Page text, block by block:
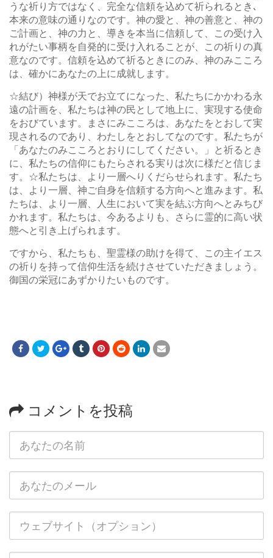
うな祈り方ではなく、完全な信頼を込めて祈られるとき､
本来の意味の通りなのです。神の愛と、神の善意と、神の
ご計画と、神の力と、導きを本当に信頼して、この受け入
れがたい事柄を自発的に受け入れることが、この祈りの真
意なのです。信頼を込めて祈るときにのみ、神のみこころ
は、確かにあなたの上に成就します。
☆結び）神様が天でお立てになった、私たちにかかわる永
遠の計画を、私たちは神の民として地上に、実現する使命
をおびています。まさにみこころは、あなたをとおして実
現されるのであり、わたしをとおしてなのです。私たちが
「あなたのみこころとおりにしてください。」と祈るとき
に、私たちの信仰にもたらされる実りは次に様だと信じま
す。☆私たちは、より一層へりくだらせられます。私たち
は、より一層、神ご自身を信頼する方向へと進みます。私
たちは、より一層、人生において実を結ぶ方向へとみちび
かれます。私たちは、今あるよりも、さらに霊的に高い状
態へと引き上げられます。
ですから、私たちも、聖霊様の助けを得て、この主イエス
の祈りを持って信仰生活を続けさせていただきましょう。
御国の栄冠にあずかりたいものです。
コメントを投稿